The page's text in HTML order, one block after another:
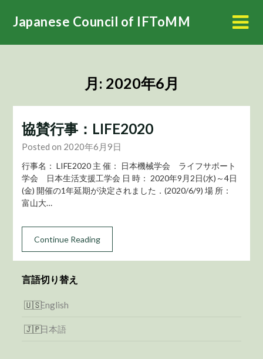
Japanese Council of IFToMM
月: 2020年6月
協賛行事：LIFE2020
Posted on 2020年6月9日
行事名： LIFE2020 主 催： 日本機械学会 ライフサポート
学会 日本生活支援工学会 日 時： 2020年9月2日(水)～4日
(金) 開催の1年延期が決定されました．(2020/6/9) 場 所：
富山大…
Continue Reading
言語切り替え
English
日本語